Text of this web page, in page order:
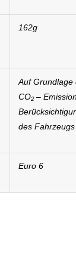
162g
Auf Grundlage
CO2 –
des Fahrzeugs
Euro 6